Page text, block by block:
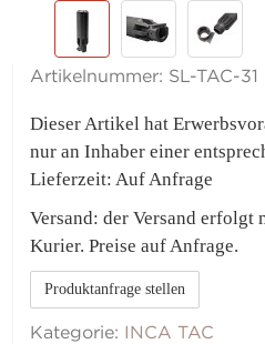
Artikelnummer: SL-TAC-31
Dieser Artikel hat
nur an Inhaber einer
Lieferzeit: Auf Anfrage
Versand: der Versand
Kurier. Preise auf Anfrage.
Produktanfrage stellen
Kategorie: INCA TAC